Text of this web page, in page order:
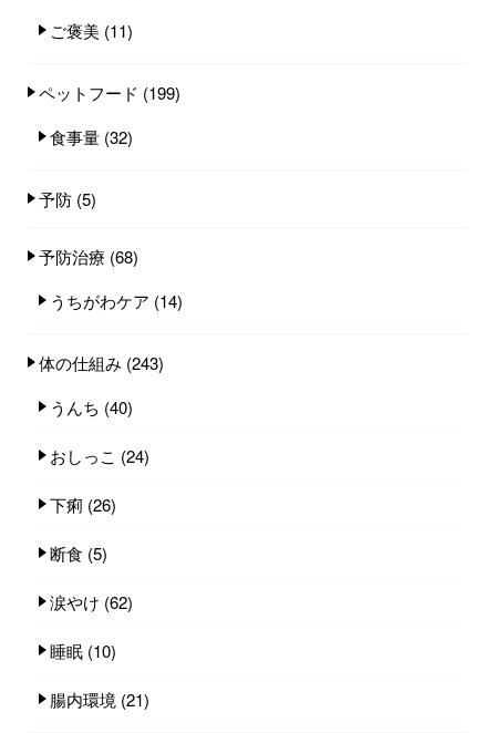
ご褒美 (11)
ペットフード (199)
食事量 (32)
予防 (5)
予防治療 (68)
うちがわケア (14)
体の仕組み (243)
うんち (40)
おしっこ (24)
下痢 (26)
断食 (5)
涙やけ (62)
睡眠 (10)
腸内環境 (21)